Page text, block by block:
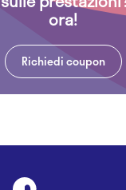
ora!
Richiedi coupon